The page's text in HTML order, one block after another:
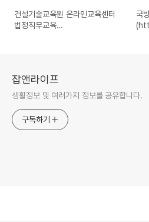
건설기술교육원 온라인교육센터
법정직무교육
국
잡앤라이프
생활정보 및 여러가지 정보를 공유합니다.
구독하기